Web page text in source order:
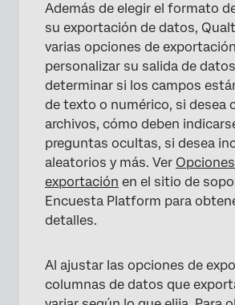
Además de elegir el formato
su exportación de datos,
varias opciones de
personalizar su salida de
determinar si los campos
de texto o numérico, si desea
archivos, cómo deben
preguntas ocultas, si desea
aleatorios y más. Ver
exportación en el sitio de
Encuesta Platform para
detalles.
Al ajustar las opciones de
columnas de datos que